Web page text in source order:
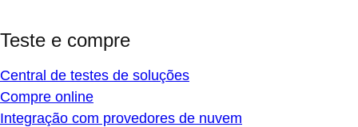
Teste e compre
Central de testes de soluções
Compre online
Integração com provedores de nuvem